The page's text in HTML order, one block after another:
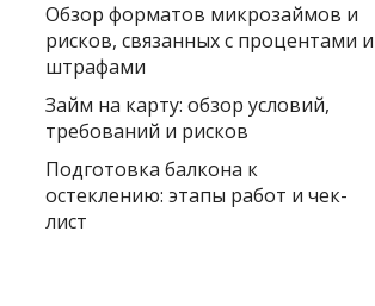
Обзор форматов микрозаймов и
рисков, связанных с процентами и
штрафами
Займ на карту: обзор условий,
требований и рисков
Подготовка балкона к
остеклению: этапы работ и чек-
лист